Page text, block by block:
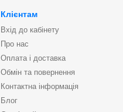
Клієнтам
Вхід до кабінету
Про нас
Оплата і доставка
Обмін та повернення
Контактна інформація
Блог